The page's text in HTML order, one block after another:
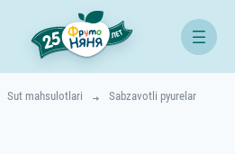
Sut mahsulotlari Sabzavotli pyurelar